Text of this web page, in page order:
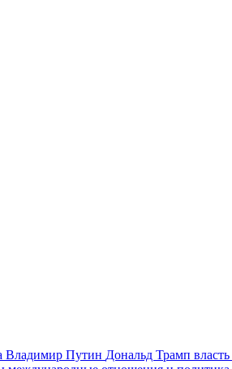
Владимир Путин Дональд Трамп власть